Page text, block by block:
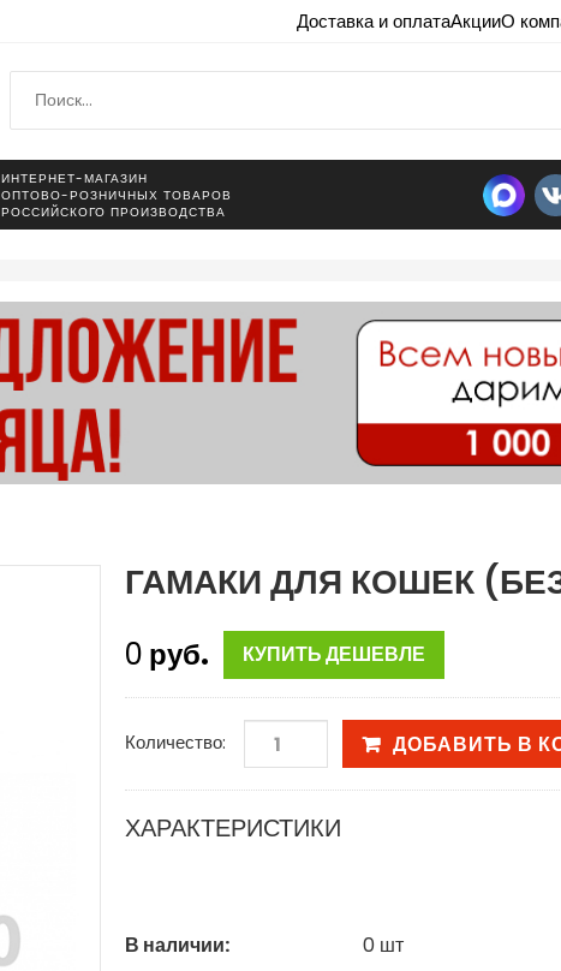
Доставка и оплатаАкцииО
ИНТЕРНЕТ-МАГАЗИН
ОПТОВО-РОЗНИЧНЫХ ТОВАРОВ
РОССИЙСКОГО ПРОИЗВОДСТВА
ГАМАКИ ДЛЯ КОШЕК
0 руб. КУПИТЬ ДЕШЕВЛЕ
Количество: ДОБАВИТЬ В
ХАРАКТЕРИСТИКИ
В наличии: 0шт